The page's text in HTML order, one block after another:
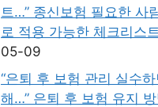
트…” 종신보험 필요한 사
로 적용 가능한 체크리스
05-09
“은퇴 후 보험 관리 실수
해…” 은퇴 후 보험 유지